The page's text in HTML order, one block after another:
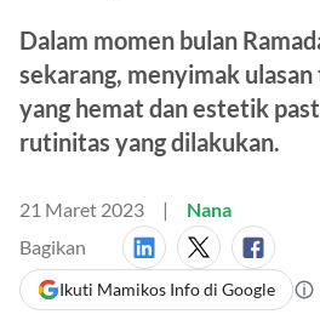
Dalam momen bulan
sekarang, menyimak
yang hemat dan estetik
rutinitas yang dilakukan.
21 Maret 2023
Nana
Bagikan
Ikuti Mamikos Info di Google